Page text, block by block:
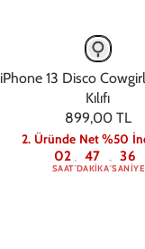
iPhone 13 Disco
Kılıfı
899,00 TL
2. Üründe Net %50
02
SAAT: 47
DAKIKA: 36
SANIYE